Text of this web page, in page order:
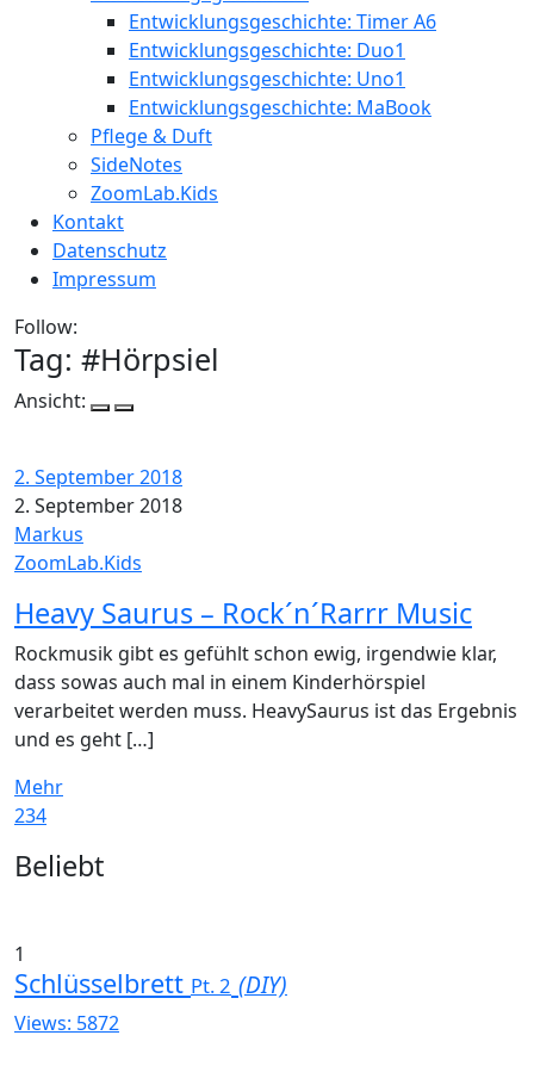
Entwicklungsgeschichte: Timer A6
Entwicklungsgeschichte: Duo1
Entwicklungsgeschichte: Uno1
Entwicklungsgeschichte: MaBook
Pflege & Duft
SideNotes
ZoomLab.Kids
Kontakt
Datenschutz
Impressum
Follow:
Tag: #Hörpsiel
Ansicht:
2. September 2018
2. September 2018
Markus
ZoomLab.Kids
Heavy Saurus – Rock´n´Rarrr Music
Rockmusik gibt es gefühlt schon ewig, irgendwie klar,
dass sowas auch mal in einem Kinderhörspiel
verarbeitet werden muss. HeavySaurus ist das Ergebnis
und es geht […]
Mehr
234
Widgets
Beliebt
1
Schlüsselbrett Pt. 2 (DIY)
Views: 5872